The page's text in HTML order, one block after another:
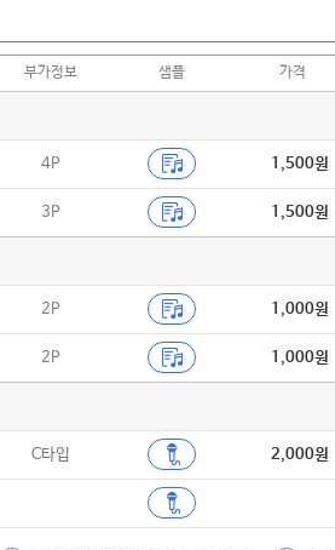
부가정보 샘플 가격
4P 1,500원
3P 1,500원
2P 1,000원
2P 1,000원
C타입 2,000원